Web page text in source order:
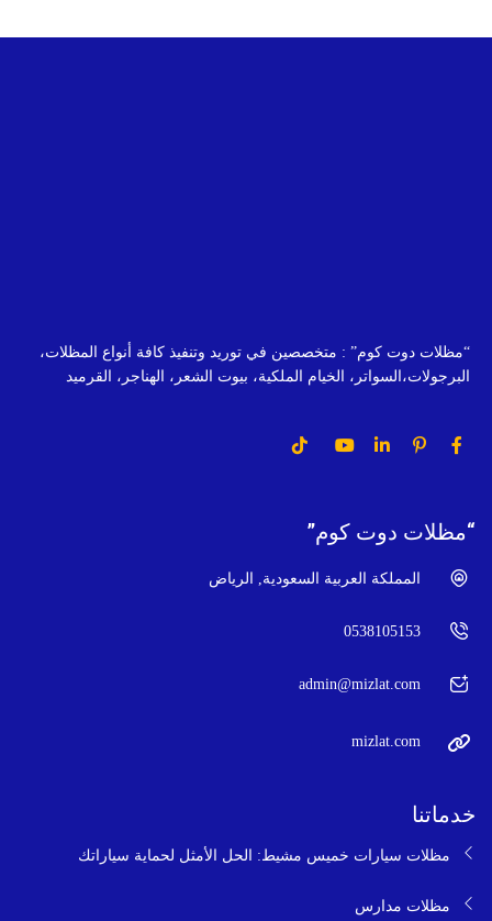
“مظلات دوت كوم” : متخصصين في توريد وتنفيذ كافة أنواع المظلات،
البرجولات،السواتر، الخيام الملكية، بيوت الشعر، الهناجر، القرميد
“مظلات دوت كوم”
المملكة العربية السعودية, الرياض
0538105153
admin@mizlat.com
mizlat.com
خدماتنا
مظلات سيارات خميس مشيط: الحل الأمثل لحماية سياراتك
مظلات مدارس